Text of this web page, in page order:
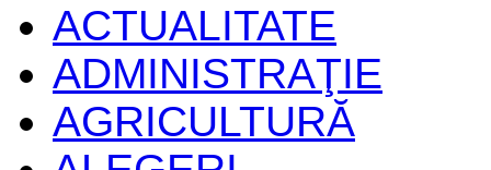
ACTUALITATE
ADMINISTRAŢIE
AGRICULTURĂ